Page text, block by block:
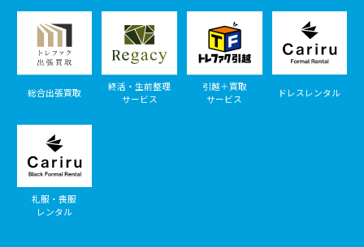
総合出張買取
終活・生前整理
サービス
引越＋買取
サービス
ドレスレンタル
礼服・喪服
レンタル